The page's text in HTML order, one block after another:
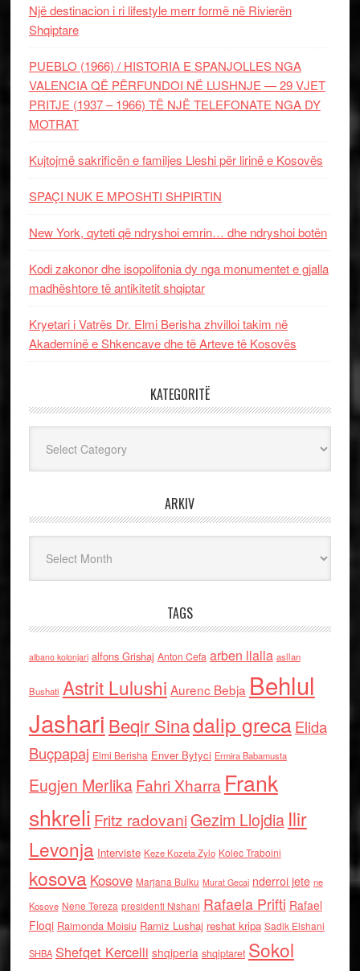
Një destinacion i ri lifestyle merr formë në Rivierën
Shqiptare
PUEBLO (1966) / HISTORIA E SPANJOLLES NGA
VALENCIA QË PËRFUNDOI NË LUSHNJE — 29 VJET
PRITJE (1937 – 1966) TË NJË TELEFONATE NGA DY
MOTRAT
Kujtojmë sakrificën e familjes Lleshi për lirinë e Kosovës
SPAÇI NUK E MPOSHTI SHPIRTIN
New York, qyteti që ndryshoi emrin… dhe ndryshoi botën
Kodi zakonor dhe isopolifonia dy nga monumentet e gjalla
madhështore të antikitetit shqiptar
Kryetari i Vatrës Dr. Elmi Berisha zhvilloi takim në
Akademinë e Shkencave dhe të Arteve të Kosovës
KATEGORITË
ARKIV
TAGS
albano kolonjari alfons Grishaj Anton Cefa arben llalla asllan
Bushati Astrit Lulushi Aurenc Bebja Behlul
Jashari Beqir Sinadalip grecaElida
Buçpapaj Elmi Berisha Enver Bytyci Ermira Babamusta
Eugjen MerlikaFahri Xharra Frank
shkreli Fritz radovaniGezim Llojdia Ilir
Levonja Interviste Keze Kozeta Zylo Kolec Traboini
kosova Kosove Marjana Bulku Murat Gecaj nderroi jete ne
Kosove Nene Tereza presidenti Nishani Rafaela Prifti Rafael
Floqi Raimonda Moisiu Ramiz Lushaj reshat kripa Sadik Elshani
SHBA Shefqet Kercelli shqiperia shqiptaret Sokol